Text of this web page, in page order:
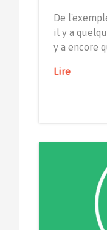
De
il y a
y a encore
Lire